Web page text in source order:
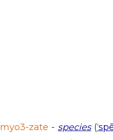
myo3-zate - species(